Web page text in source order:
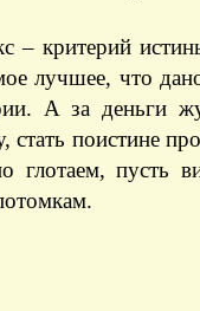
– критерий
лучшее, что
А за деньги
стать поистине
глотаем, пусть